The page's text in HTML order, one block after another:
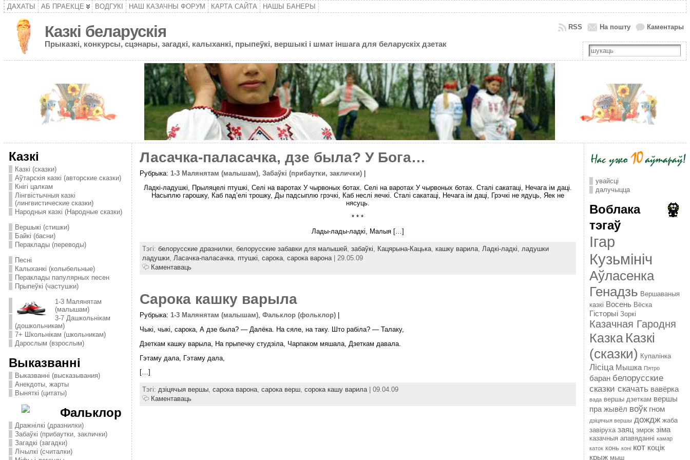
ДАХАТЫ АБ ПРАЕКЦЕ ВОДГУКІ НАШ КАЗАЧНЫ ФОРУМ КАРТА САЙТА НАШЫ БАНЕРЫ
Казкі беларускія
Прыказкі, конкурсы, сцэнары, загадкі, калыханкі, прыпеўкі, вершыкі і шмат іншага для беларускіх дзетак
Каментары
На пошту
RSS
Казкі
Казкі (сказки)
Аўтарскія казкі (авторские сказки)
Кнігі цалкам
Лінгвістычныя казкі
(лингвистические сказки)
Народныя казкі (Народные сказки)
Вершыкі (стишки)
Байкі (басни)
Пераклады (переводы)
Песні
Калыханкі (колыбельные)
Пераклады папулярных песен
Прыпеўкі (частушки)
1-3 Малянятам
(малышам)
3-7 Дашкольнікам
(дошкольникам)
7+ Школьнікам (школьникам)
Дарослым (взрослым)
Выказванні
Выказванні (высказывания)
Анекдоты, жарты
Выняткі (цитаты)
Фальклор
Дражнілкі (дразнилки)
Забаўкі (прибаутки, заклички)
Загадкі (загадки)
Лічылкі (считалки)
Ласачка-паласачка, дзе была? У Бога…
Рубрыка: 1-3 Малянятам (малышам), Забаўкі (прибаутки, заклички)|
Ладкі-ладушкі, Прыляцелі птушкі, Селі на варотах У чырвоных ботах. Селі на варотах У чырвоных ботах. Сталі сакатаці, Нечага ім даці.
Насыплю гарошку, Каб пад’елі трошку, Ды падсыплю грэчкі, Каб неслі яечкі. Сталі сакатаці, Нечага ім даці, Грэчкі не ядуць, Яек не
нясуць.
* * *
Лады-лады-ладкі, Малыя […]
Тэгі: белорусские дразнилки, белорусские забавки для малышей, забаўкі, Кацярына-Кацька, кашку варила, Ладкі-ладкі, ладушки
ладушки, Ласачка-паласачка, птушкі, сарока, сарока варона| 29.05.09
Каментаваць
Сарока кашку варыла
Рубрыка: 1-3 Малянятам (малышам), Фальклор (фольклор)|
Чыкі, чыкі, сарока, А дзе была? — Далёка. На сяле, на таку. Што рабіла? — Талаку,
Дзеткам кашку варыла, На прыпечку студзіла, Чарпаком мяшала, Дзеткам давала.
Гэтаму дала, Гэтаму дала,
[…]
Тэгі: дзіцячыя вершы, сарока варона, сарока верш, сорока кашу варила| 09.04.09
Каментаваць
увайсці
далучыцца
Воблака
тэгаў
Ігар
Кузьмініч
Аўласенка
Генадзь Вершаваныя
казкі Восень Вёска
Гісторыі Зоркі
Казачная Гародня
Казка Казкі
(сказки) Купалінка
Лісіца Мышка Пятро
баран белорусские
сказки скачать вавёрка
вада вершы дзеткам вершы
пра жывёл воўк гном
дзіцячыя вершы дождж жаба
завіруха заяц змрок зіма
казачныя апавяданні камар
каток конь коні кот коцік
крыж мыш